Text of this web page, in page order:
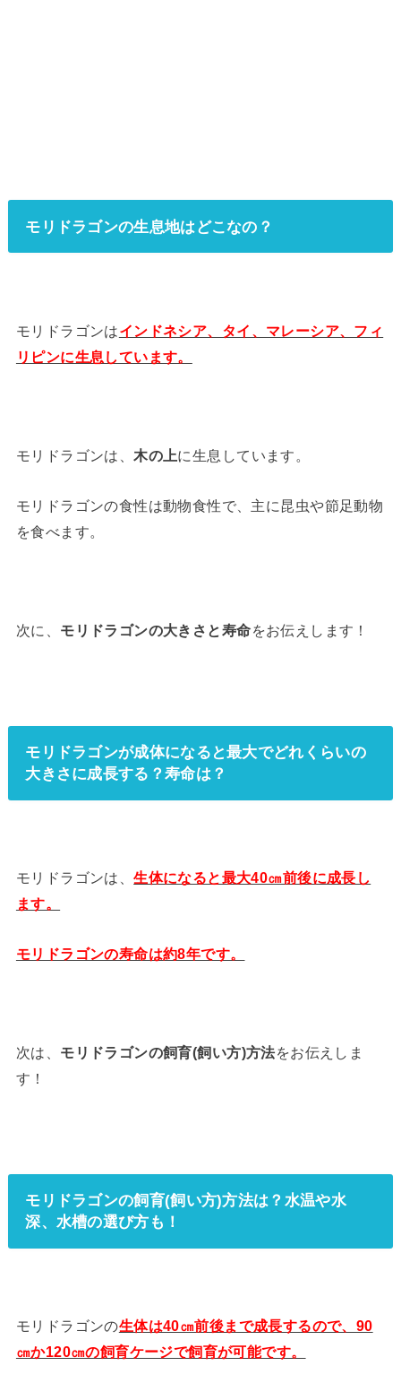
モリドラゴンの生息地はどこなの？
モリドラゴンはインドネシア、タイ、マレーシア、フィ
リピンに生息しています。
モリドラゴンは、木の上に生息しています。
モリドラゴンの食性は動物食性で、主に昆虫や節足動物
を食べます。
次に、 モリドラゴンの大きさと寿命をお伝えします！
モリドラゴンが成体になると最大でどれくらいの
大きさに成長する？寿命は？
モリドラゴンは、生体になると最大40㎝前後に成長し
ます。
モリドラゴンの寿命は約8年です。
次は、 モリドラゴンの飼育(飼い方)方法をお伝えしま
す！
モリドラゴンの飼育(飼い方)方法は？水温や水
深、水槽の選び方も！
モリドラゴンの生体は40㎝前後まで成長するので、90
㎝か120㎝の飼育ケージで飼育が可能です。